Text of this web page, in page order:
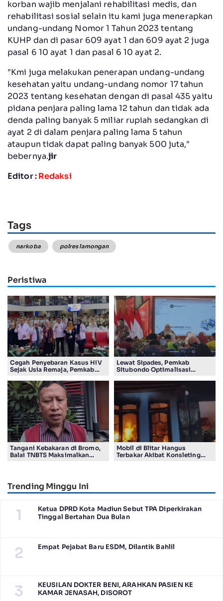
korban wajib menjalani rehabilitasi medis, dan
rehabilitasi sosial selain itu kami juga menerapkan
undang-undang Nomor 1 Tahun 2023 tentang
KUHP dan di pasar 609 ayat 1 dan 609 ayat 2 juga
pasal 6 10 ayat 1 dan pasal 6 10 ayat 2.
"Kmi juga melakukan penerapan undang-undang
kesehatan yaitu undang-undang nomor 17 tahun
2023 tentang kesehatan dengan di pasal 435 yaitu
pidana penjara paling lama 12 tahun dan tidak ada
denda paling banyak 5 miliar rupiah sedangkan di
ayat 2 di dalam penjara paling lama 5 tahun
ataupun tidak dapat paling banyak 500 juta,"
bebernya.jir
Editor :Redaksi
Tags
narkoba polres lamongan
Peristiwa
Cegah Penyebaran Kasus HIV
Sejak Usia Remaja, Pemkab
Pelajar
Lewat Sipades, Pemkab
Situbondo Optimalisasi
Tangani Kebakaran di Bromo,
Balai TNBTS Maksimalkan
Mobil di Blitar Hangus
Terbakar Akibat Konsleting
Trending Minggu Ini
1
Ketua DPRD Kota Madiun Sebut TPA Diperkirakan
Tinggal Bertahan Dua Bulan
2 Empat Pejabat Baru ESDM, Dilantik Bahlil
3
KEUSILAN DOKTER BENI, ARAHKAN PASIEN KE
KAMAR JENASAH, DISOROT